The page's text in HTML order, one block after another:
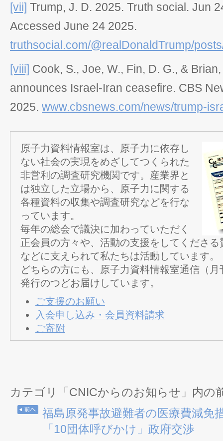
[vii] Trump, J. D. 2025. Truth social. Jun
Accessed June 24 2025.
truthsocial.com/@realDonaldTrump/
[viii] Cook, S., Joe, W., Fin, D. G., &
announces Israel-Iran ceasefire. CBS
2025. www.cbsnews.com/news/trump-
原子力資料情報室は、原子力に依存し
ない社会の実現をめざしてつくられた
非営利の調査研究機関です。産業界と
は独立した立場から、原子力に関する
各種資料の収集や調査研究などを行な
っています。
毎年の総会で議決に加わっていただく
正会員の方々や、活動の支援をしてくださ
などに支えられて私たちは活動しています。
どちらの方にも、原子力資料情報室通信（
発行のつどお届けしています。
ご支援のお願い
入会申し込み・会員資料請求
ご寄附
カテゴリ「CNICからのお知らせ」内の
福島原発事故避難者の医療費減免
「10団体呼びかけ」政府交渉